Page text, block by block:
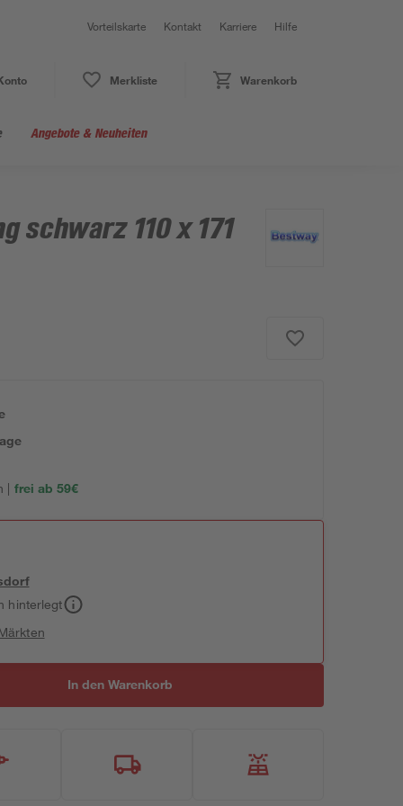
Vorteilskarte Kontakt Karriere Hilfe
Merkliste Warenkorb
Angebote & Neuheiten
schwarz 110 x 171
| frei ab 59€
hinterlegt
In den Warenkorb